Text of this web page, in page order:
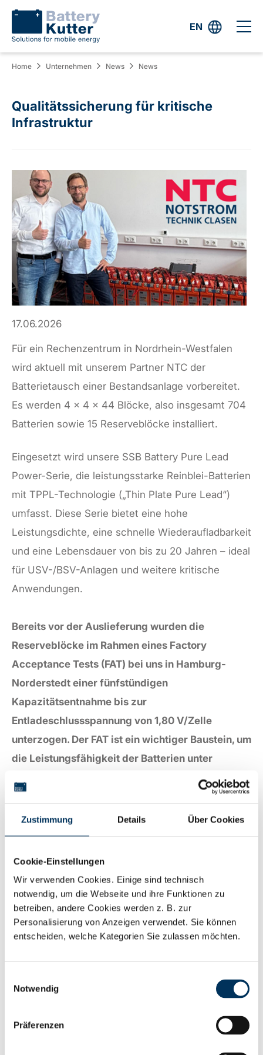
Zustimmung Details Über Cookies
Cookie-Einstellungen
Wir verwenden Cookies. Einige sind technisch
notwendig, um die Webseite und ihre Funktionen zu
betreiben, andere Cookies werden z. B. zur
Personalisierung von Anzeigen verwendet. Sie können
entscheiden, welche Kategorien Sie zulassen möchten.
Notwendig
Präferenzen
EN
Home Unternehmen News News
Qualitätssicherung für kritische
Infrastruktur
17.06.2026
Für ein Rechenzentrum in Nordrhein-Westfalen
wird aktuell mit unserem Partner NTC der
Batterietausch einer Bestandsanlage vorbereitet.
Es werden 4 × 4 × 44 Blöcke, also insgesamt 704
Batterien sowie 15 Reserveblöcke installiert.
Eingesetzt wird unsere SSB Battery Pure Lead
Power-Serie, die leistungsstarke Reinblei-Batterien
mit TPPL-Technologie („Thin Plate Pure Lead“)
umfasst. Diese Serie bietet eine hohe
Leistungsdichte, eine schnelle Wiederaufladbarkeit
und eine Lebensdauer von bis zu 20 Jahren – ideal
für USV-/BSV-Anlagen und weitere kritische
Anwendungen.
Bereits vor der Auslieferung wurden die
Reserveblöcke im Rahmen eines Factory
Acceptance Tests (FAT) bei uns in Hamburg-
Norderstedt einer fünfstündigen
Kapazitätsentnahme bis zur
Entladeschlussspannung von 1,80 V/Zelle
unterzogen. Der FAT ist ein wichtiger Baustein, um
die Leistungsfähigkeit der Batterien unter
definierten Bedingungen nachzuweisen und die
Grundlage für einen zuverlässigen Betrieb zu
schaffen.
Acceptance Test (SAT) direkt im Rechenzentrum.
So wird sichergestellt, dass nicht nur die einzelnen
Komponenten, sondern auch das Gesamtsystem
unter realen Einsatzbedingungen die geforderte
Leistung erbringt.
Versorgungssicherheit beginnt lange vor der
Inbetriebnahme – mit der konsequenten Prüfung
und Abnahme aller relevanten Komponenten.